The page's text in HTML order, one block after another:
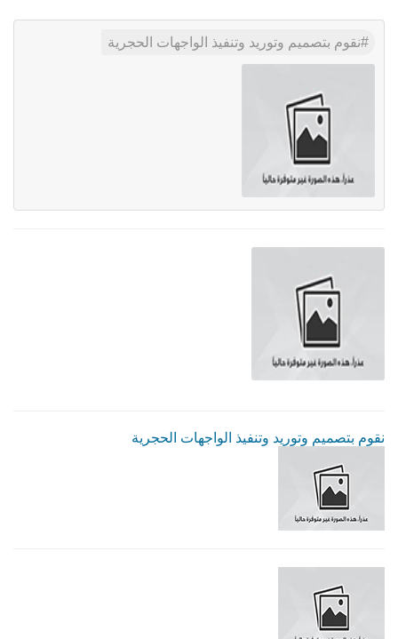
نقوم بتصميم وتوريد وتنفيذ الواجهات الحجرية
نقوم بتصميم وتوريد وتنفيذ الواجهات الحجرية